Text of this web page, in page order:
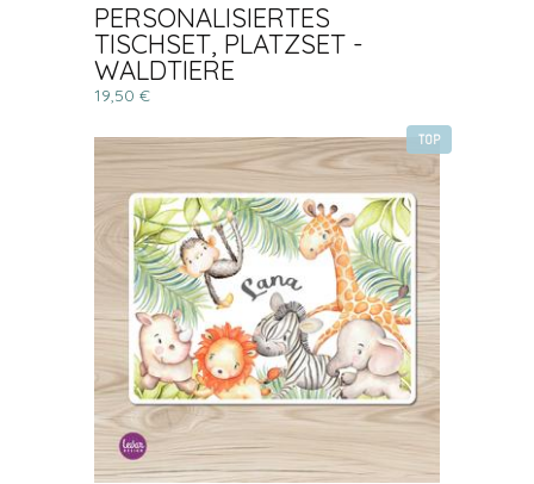
PERSONALISIERTES
TISCHSET, PLATZSET -
WALDTIERE
19,50 €
TOP